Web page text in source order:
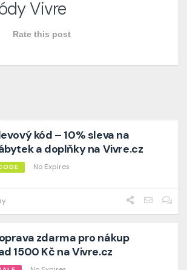
Vivre
Rate this post
kód – 10% sleva na
a doplňky na Vivre.cz
No Expires
zdarma pro nákup
1500 Kč na Vivre.cz